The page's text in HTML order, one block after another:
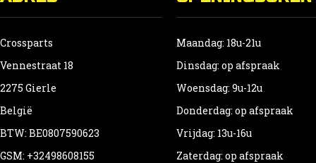
Crossparts
Vennestraat 18
2275 Gierle
België
BTW: BE0807590623
GSM: +32498608155
Maandag: 18u-21u
Dinsdag: op afspraak
Woensdag: 9u-12u
Donderdag: op afspraak
Vrijdag: 13u-16u
Zaterdag: op afspraak